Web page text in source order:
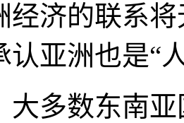
经济的联系
认亚洲也是“
大多数东南